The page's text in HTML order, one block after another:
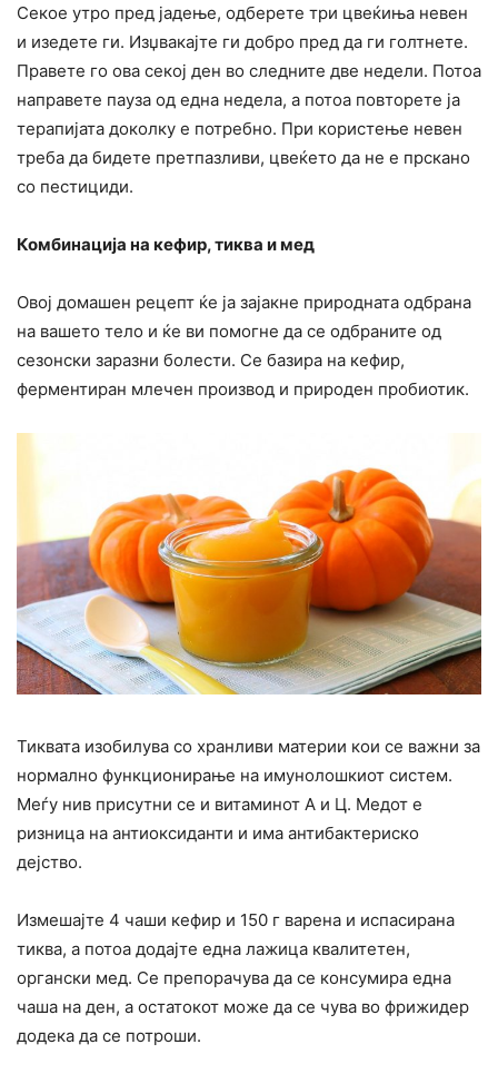
Секое утро пред јадење, одберете три цвеќиња невен
и изедете ги. Изџвакајте ги добро пред да ги голтнете.
Правете го ова секој ден во следните две недели. Потоа
направете пауза од една недела, а потоа повторете ја
терапијата доколку е потребно. При користење невен
треба да бидете претпазливи, цвеќето да не е прскано
со пестициди.
Комбинација на кефир, тиква и мед
Овој домашен рецепт ќе ја зајакне природната одбрана
на вашето тело и ќе ви помогне да се одбраните од
сезонски заразни болести. Се базира на кефир,
ферментиран млечен производ и природен пробиотик.
Тиквата изобилува со хранливи материи кои се важни за
нормално функционирање на имунолошкиот систем.
Меѓу нив присутни се и витаминот А и Ц. Медот е
ризница на антиоксиданти и има антибактериско
дејство.
Измешајте 4 чаши кефир и 150 г варена и испасирана
тиква, а потоа додајте една лажица квалитетен,
органски мед. Се препорачува да се консумира една
чаша на ден, а остатокот може да се чува во фрижидер
додека да се потроши.